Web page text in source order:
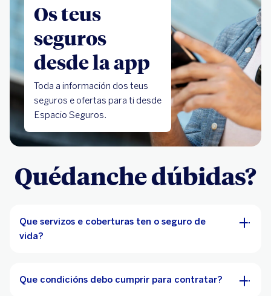
Os teus
seguros
desde la app
Toda a información dos teus
seguros e ofertas para ti desde
Espacio Seguros.
Quédanche dúbidas?
Que servizos e coberturas ten o seguro de
vida?
Que condicións debo cumprir para contratar?